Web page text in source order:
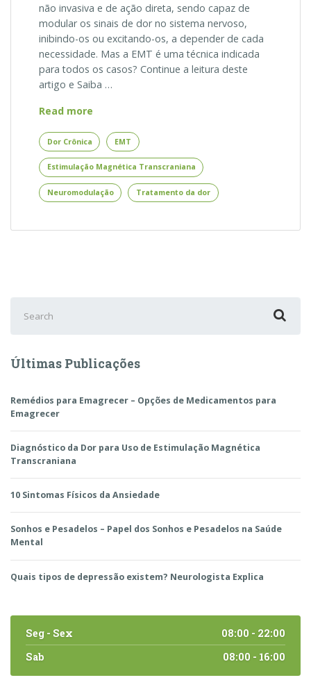
não invasiva e de ação direta, sendo capaz de
modular os sinais de dor no sistema nervoso,
inibindo-os ou excitando-os, a depender de cada
necessidade. Mas a EMT é uma técnica indicada
para todos os casos? Continue a leitura deste
artigo e Saiba …
Read more
Dor
Crônica
com
Estimulação
Magnética
–
Dor Crônica EMT
Estimulação Magnética Transcraniana
Neuromodulação Tratamento da dor
for:
Últimas Publicações
Remédios para Emagrecer – Opções de Medicamentos para
Emagrecer
Diagnóstico da Dor para Uso de Estimulação Magnética
Transcraniana
10 Sintomas Físicos da Ansiedade
Sonhos e Pesadelos – Papel dos Sonhos e Pesadelos na Saúde
Mental
Quais tipos de depressão existem? Neurologista Explica
Seg - Sex
08:00 - 22:00
Sab
08:00 - 16:00